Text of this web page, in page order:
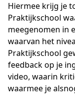
Hiermee krijg je
Praktijkschool
meegenomen in
waarvan het
Praktijkschool
feedback op je
video, waarin
waarmee je